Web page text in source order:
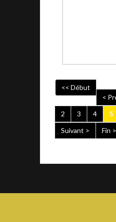
<< Début
<
2
3 4 5
Suivant >
Fin